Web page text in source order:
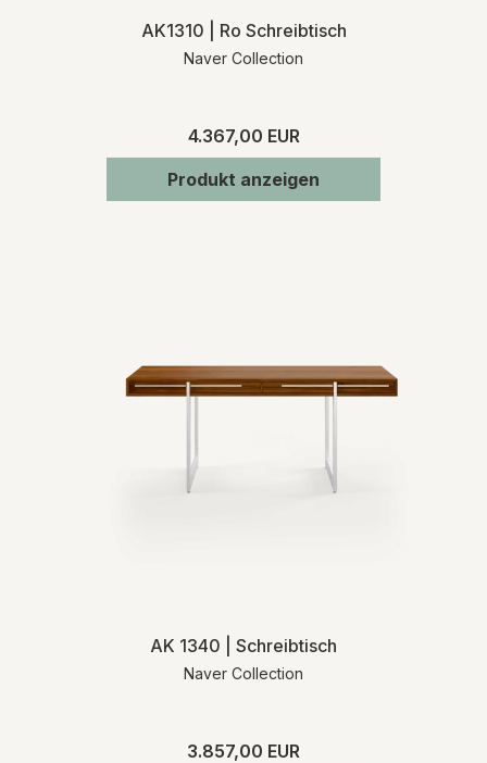
AK1310 | Ro Schreibtisch
Naver Collection
4.367,00 EUR
Produkt anzeigen
AK 1340 | Schreibtisch
Naver Collection
3.857,00 EUR